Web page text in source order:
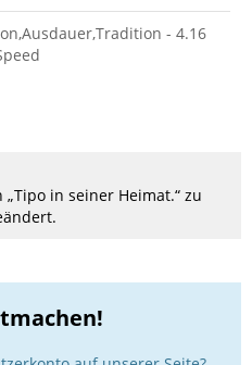
- 4.16
in seiner Heimat.“ zu